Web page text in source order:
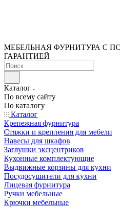
МЕБЕЛЬНАЯ ФУРНИТУРА С
ГАРАНТИЕЙ
Каталог
По всему сайту
По каталогу
Каталог
Крепежная фурнитура
Стяжки и крепления для мебели
Навесы для шкафов
Заглушки эксцентриков
Кухонные комплектующие
Выдвижные корзины для кухни
Посудосушители для кухни
Лицевая фурнитура
Ручки мебельные
Крючки мебельные